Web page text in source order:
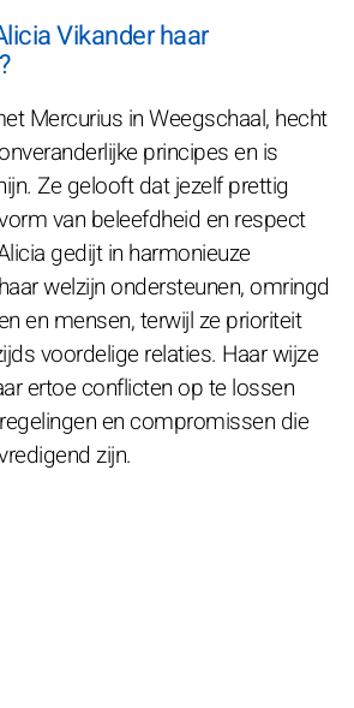
Vikander haar
Mercurius in Weegschaal, hecht
principes en is
Ze gelooft dat jezelf prettig
van beleefdheid en respect
gedijt in harmonieuze
welzijn ondersteunen, omringd
en mensen, terwijl ze prioriteit
voordelige relaties. Haar wijze
ertoe conflicten op te lossen
en compromissen die
zijn.